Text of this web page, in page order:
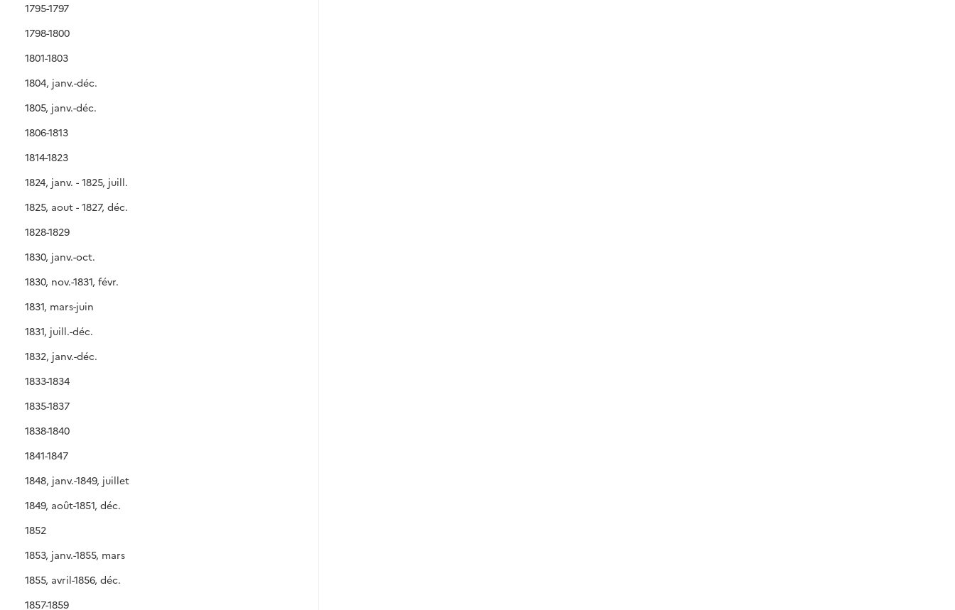
1795-1797
1798-1800
1801-1803
1804, janv.-déc.
1805, janv.-déc.
1806-1813
1814-1823
1824, janv. - 1825, juill.
1825, aout - 1827, déc.
1828-1829
1830, janv.-oct.
1830, nov.-1831, févr.
1831, mars-juin
1831, juill.-déc.
1832, janv.-déc.
1833-1834
1835-1837
1838-1840
1841-1847
1848, janv.-1849, juillet
1849, août-1851, déc.
1852
1853, janv.-1855, mars
1855, avril-1856, déc.
1857-1859